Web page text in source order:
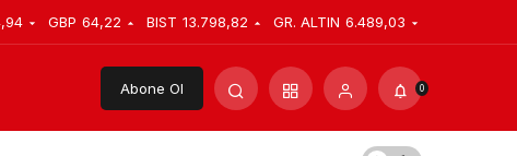
GBP 64,22 BIST 13.798,82 GR. ALTIN 6.489,03
Abone Ol 0